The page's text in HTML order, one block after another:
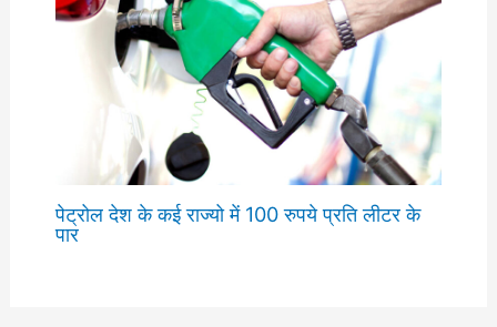
पेट्रोल देश के कई राज्यो में 100 रुपये प्रति लीटर के
पार